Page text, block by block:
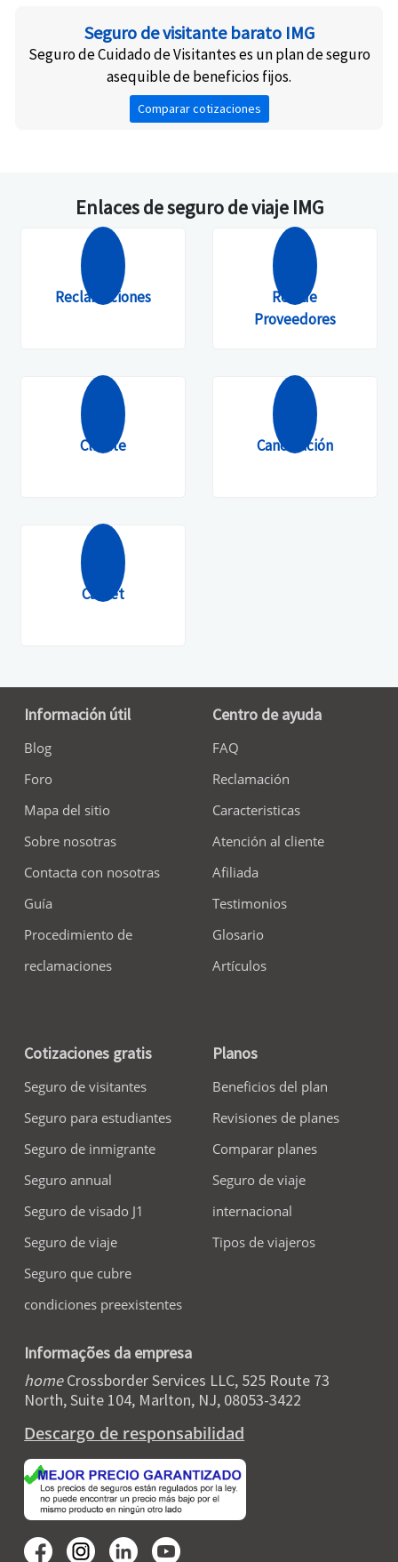
Seguro de visitante barato IMG
Seguro de Cuidado de Visitantes es un plan de seguro
asequible de beneficios fijos.
Comparar cotizaciones
Enlaces de seguro de viaje IMG
Reclamaciones
Red de
Proveedores
Cliente Cancelación
Carnet
Información útil
Blog
Foro
Mapa del sitio
Sobre nosotras
Contacta con nosotras
Guía
Procedimiento de
reclamaciones
Centro de ayuda
FAQ
Reclamación
Caracteristicas
Atención al cliente
Afiliada
Testimonios
Glosario
Artículos
Cotizaciones gratis
Seguro de visitantes
Seguro para estudiantes
Seguro de inmigrante
Seguro annual
Seguro de visado J1
Seguro de viaje
Seguro que cubre
condiciones preexistentes
Planos
Beneficios del plan
Revisiones de planes
Comparar planes
Seguro de viaje
internacional
Tipos de viajeros
Informações da empresa
homeCrossborder Services LLC, 525 Route 73
North, Suite 104, Marlton, NJ, 08053-3422
Descargo de responsabilidad